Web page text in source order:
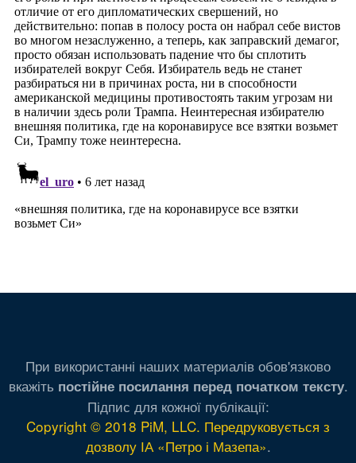
При використанні наших материалів обов'язково
вкажіть постійне посилання перед початком тексту.
Підпис для кожної публікації:
Copyright © 2018 PiM, LLC. Передруковується з
дозволу ІА «Петро і Мазепа».